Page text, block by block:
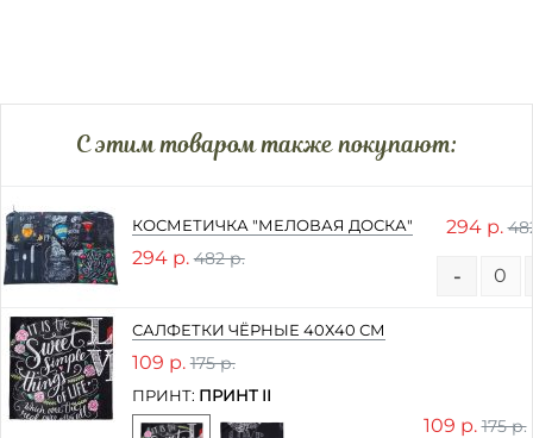
C этим товаром также покупают:
КОСМЕТИЧКА "МЕЛОВАЯ ДОСКА"
294 р. 482 р.
294 р.
-
САЛФЕТКИ ЧЁРНЫЕ 40Х40 СМ
109 р. 175 р.
ПРИНТ: ПРИНТ II
109 р. 175 р.